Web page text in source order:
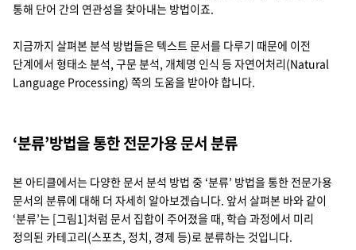
통해 단어 간의 연관성을 찾아내는 방법이죠.
지금까지 살펴본 분석 방법들은 텍스트 문서를 다루기 때문에 이전
단계에서 형태소 분석, 구문 분석, 개체명 인식 등 자연어처리(Natural
Language Processing) 쪽의 도움을 받아야 합니다.
‘분류’방법을 통한 전문가용 문서 분류
본 아티클에서는 다양한 문서 분석 방법 중 ‘분류’ 방법을 통한 전문가용
문서의 분류에 대해 더 자세히 알아보겠습니다. 앞서 살펴본 바와 같이
‘분류’는 [그림1]처럼 문서 집합이 주어졌을 때, 학습 과정에서 미리
정의된 카테고리(스포츠, 정치, 경제 등)로 분류하는 것입니다.